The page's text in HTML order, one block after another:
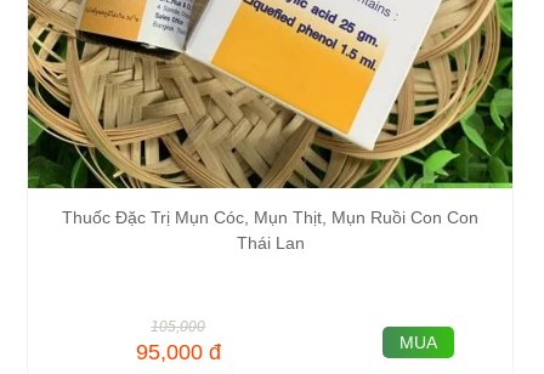
Thuốc Đặc Trị Mụn Cóc, Mụn Thịt, Mụn Ruồi Con Con
Thái Lan
105,000
95,000 đ MUA